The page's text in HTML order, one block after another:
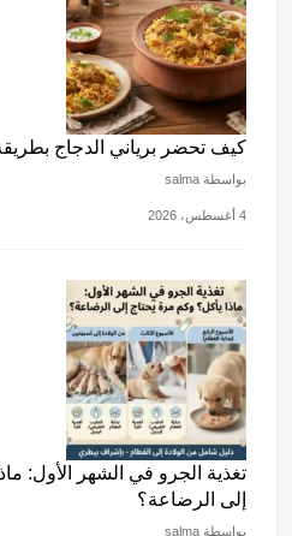
كيف تحضر برياني الدجاج
بواسطة salma
4 أغسطس، 2026
تغذية الجرو في الشهر الأول:
إلى الرضاعة؟
بواسطة salma